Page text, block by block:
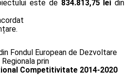
este de 834.813,75 lei din
Fondul European de Dezvoltare
Regionala prin
Competitivitate 2014-2020